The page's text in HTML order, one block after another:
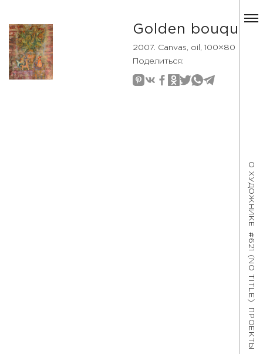
О ХУДОЖНИКЕ
#621 (NO TITLE)
ПРОЕКТЫ
Golden bouquet
2007. Canvas, oil, 100×80
Поделиться: